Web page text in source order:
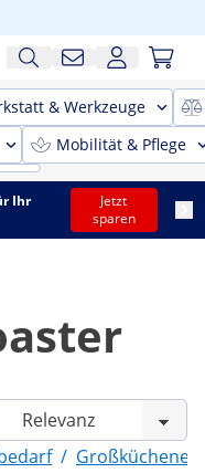
& Werkzeuge
Mobilität & Pflege
Ihr
Jetzt
sparen
/